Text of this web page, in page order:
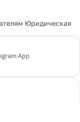
Юридическая
App